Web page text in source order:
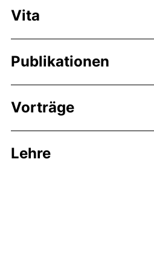
Vita
Publikationen
Vorträge
Lehre